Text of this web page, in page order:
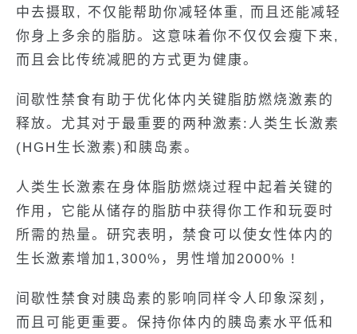
中去摄取, 不仅能帮助你减轻体重, 而且还能减轻
你身上多余的脂肪。这意味着你不仅仅会瘦下来,
而且会比传统减肥的方式更为健康。
间歇性禁食有助于优化体内关键脂肪燃烧激素的
释放。尤其对于最重要的两种激素:人类生长激素
(HGH生长激素)和胰岛素。
人类生长激素在身体脂肪燃烧过程中起着关键的
作用，它能从储存的脂肪中获得你工作和玩耍时
所需的热量。研究表明，禁食可以使女性体内的
生长激素增加1,300%，男性增加2000% !
间歇性禁食对胰岛素的影响同样令人印象深刻，
而且可能更重要。保持你体内的胰岛素水平低和